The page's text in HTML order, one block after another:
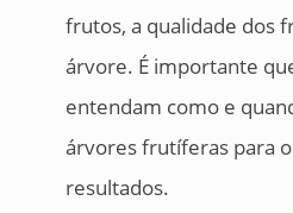
frutos, a qualidade dos
árvore. É importante
entendam como e
árvores frutíferas para
resultados.